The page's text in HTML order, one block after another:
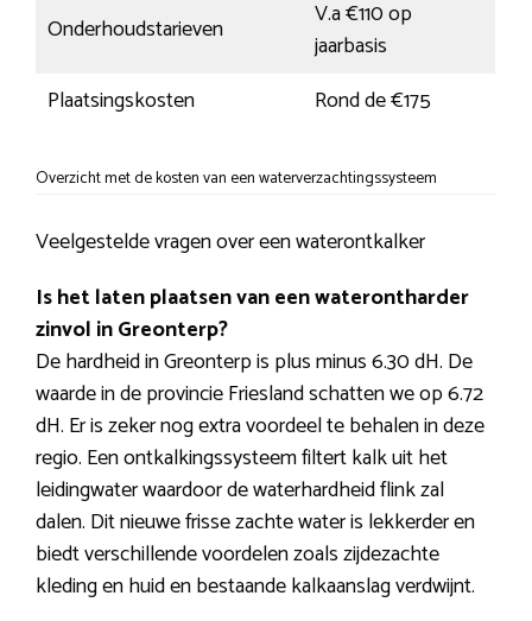
Onderhoudstarieven
V.a €110 op
jaarbasis
Plaatsingskosten
Rond de €175
Overzicht met de kosten van een waterverzachtingssysteem
Veelgestelde vragen over een waterontkalker
Is het laten plaatsen van een waterontharder
zinvol in Greonterp?
De hardheid in Greonterp is plus minus 6.30 dH. De
waarde in de provincie Friesland schatten we op 6.72
dH. Er is zeker nog extra voordeel te behalen in deze
regio. Een ontkalkingssysteem filtert kalk uit het
leidingwater waardoor de waterhardheid flink zal
dalen. Dit nieuwe frisse zachte water is lekkerder en
biedt verschillende voordelen zoals zijdezachte
kleding en huid en bestaande kalkaanslag verdwijnt.